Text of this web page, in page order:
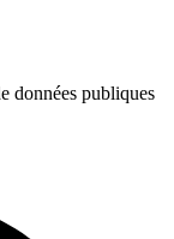
données publiques